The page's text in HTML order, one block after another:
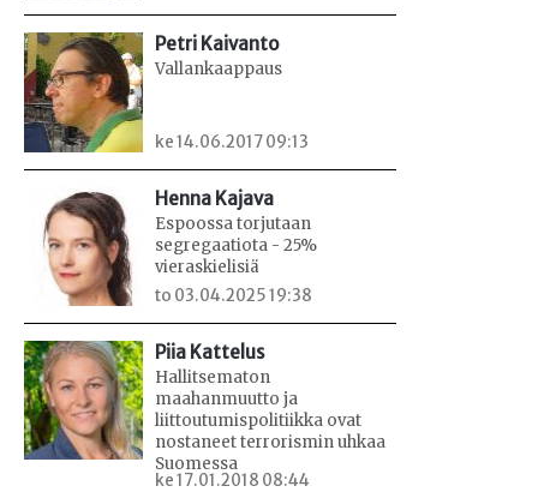
Petri Kaivanto
Vallankaappaus
ke 14.06.2017 09:13
Henna Kajava
Espoossa torjutaan
segregaatiota - 25%
vieraskielisiä
to 03.04.2025 19:38
Piia Kattelus
Hallitsematon
maahanmuutto ja
liittoutumispolitiikka ovat
nostaneet terrorismin uhkaa
Suomessa
ke 17.01.2018 08:44